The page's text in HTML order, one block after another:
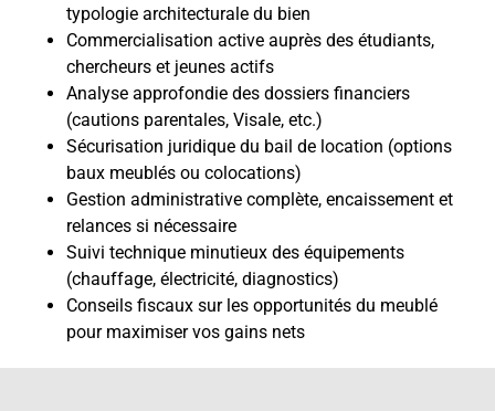
typologie architecturale du bien
Commercialisation active auprès des étudiants,
chercheurs et jeunes actifs
Analyse approfondie des dossiers financiers
(cautions parentales, Visale, etc.)
Sécurisation juridique du bail de location (options
baux meublés ou colocations)
Gestion administrative complète, encaissement et
relances si nécessaire
Suivi technique minutieux des équipements
(chauffage, électricité, diagnostics)
Conseils fiscaux sur les opportunités du meublé
pour maximiser vos gains nets